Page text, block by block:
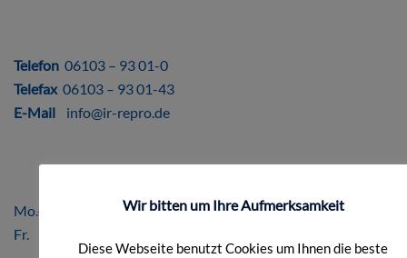
Telefon 06103 – 93 01-0
Telefax06103 – 93 01-43
E-Mail
info@ir-repro.de
Mo.-Do. 8.00 – 17.00 Uhr
Fr. 8.00 – 16.00 Uhr
Wir bitten um Ihre Aufmerksamkeit
Diese Webseite benutzt Cookies um Ihnen die beste